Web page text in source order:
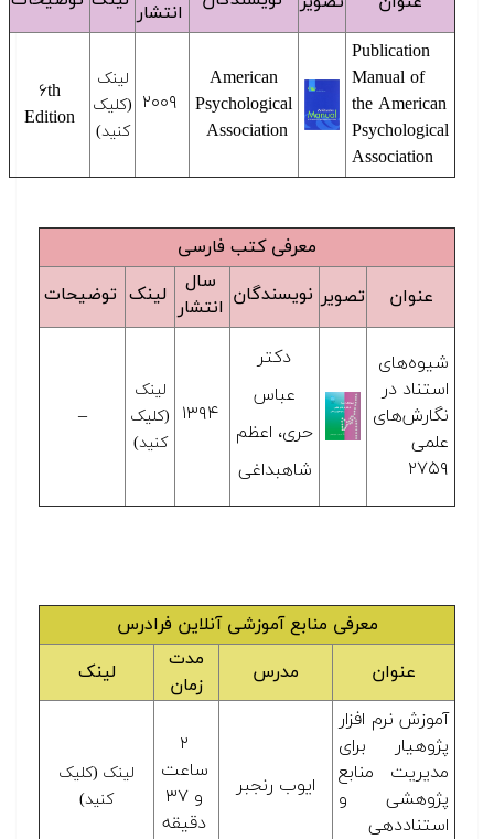
انتشار
Publication
Manual of
the American
Psychological
Association
American
Psychological
Association
۲۰۰۹
لینک
(کلیک
کنید)
۶th
Edition
معرفی کتب فارسی
عنوان تصویر نویسندگان
سال
انتشار
لینک توضیحات
شیوه‌های
استناد در
نگارش‌های
علمی
۲۷۵۹
دکتر
عباس
حری، اعظم
شاهبداغی
۱۳۹۴
لینک
(کلیک
کنید)
–
معرفی منابع آموزشی آنلاین فرادرس
عنوان
مدرس
مدت
زمان
لینک
آموزش نرم افزار
پژوهیار برای
مدیریت منابع
پژوهشی و
استناددهی
ایوب رنجبر
۲
ساعت
و ۳۷
دقیقه
لینک (کلیک
کنید)